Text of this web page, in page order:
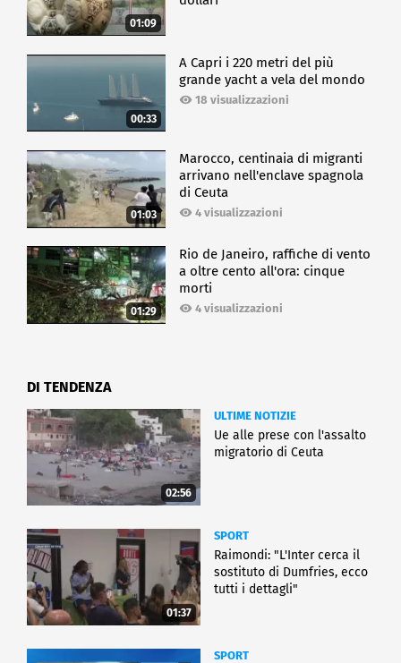
01:09
00:33
A Capri i 220 metri del più
grande yacht a vela del mondo
18 visualizzazioni
01:03
Marocco, centinaia di migranti
arrivano nell'enclave spagnola
di Ceuta
4 visualizzazioni
01:29
Rio de Janeiro, raffiche di vento
a oltre cento all'ora: cinque
morti
4 visualizzazioni
DI TENDENZA
02:56
ULTIME NOTIZIE
Ue alle prese con l'assalto
migratorio di Ceuta
01:37
SPORT
Raimondi: "L'Inter cerca il
sostituto di Dumfries, ecco
tutti i dettagli"
SPORT